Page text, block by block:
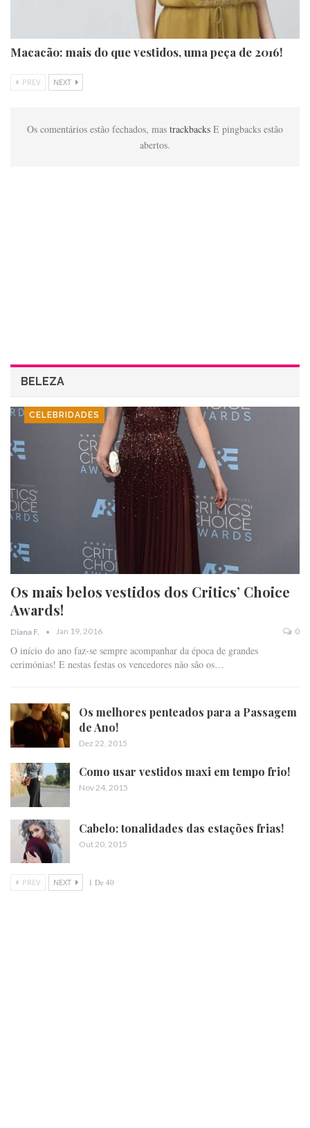
Macacão: mais do que vestidos, uma peça de 2016!
PREV NEXT
Os comentários estão fechados, mas trackbacks E pingbacks estão
abertos.
BELEZA
CELEBRIDADES
Os mais belos vestidos dos Critics’ Choice
Awards!
Diana F. Jan 19, 2016 0
O início do ano faz-se sempre acompanhar da época de grandes
cerimónias! E nestas festas os vencedores não são os…
Os melhores penteados para a Passagem
de Ano!
Dez 22, 2015
Como usar vestidos maxi em tempo frio!
Nov 24, 2015
Cabelo: tonalidades das estações frias!
Out 20, 2015
PREV NEXT 1 De 40